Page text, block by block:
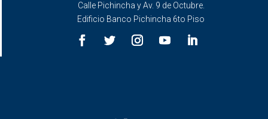
Calle Pichincha y Av. 9 de Octubre.
Edificio Banco Pichincha 6to Piso